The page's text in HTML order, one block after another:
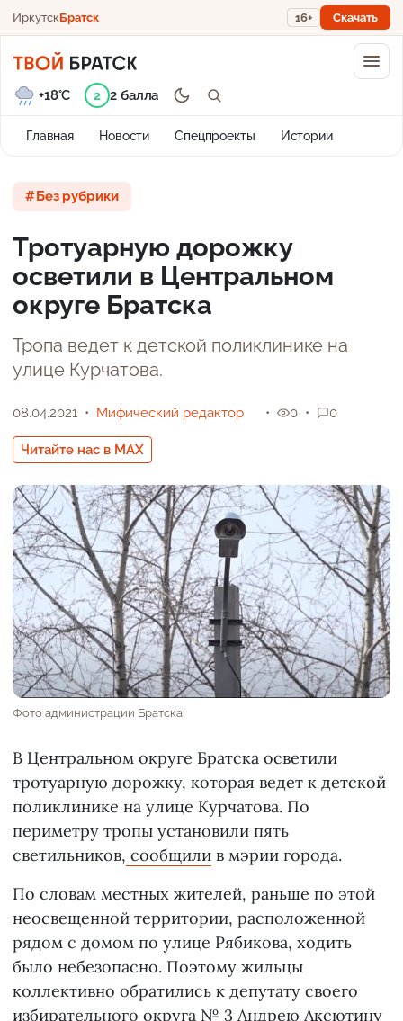
ИркутскБратск 16+ Скачать
Главная Новости Спецпроекты Истории
+18°C 2 2 балла
Без рубрики
Тротуарную дорожку
осветили в Центральном
округе Братска
Тропа ведет к детской поликлинике на
улице Курчатова.
08.04.2021 Мифический редактор
Читайте нас в MAX
0 0
Фото администрации Братска
В Центральном округе Братска осветили
тротуарную дорожку, которая ведет к детской
поликлинике на улице Курчатова. По
периметру тропы установили пять
светильников, сообщили в мэрии города.
По словам местных жителей, раньше по этой
неосвещенной территории, расположенной
рядом с домом по улице Рябикова, ходить
было небезопасно. Поэтому жильцы
коллективно обратились к депутату своего
избирательного округа № 3 Андрею Аксютину